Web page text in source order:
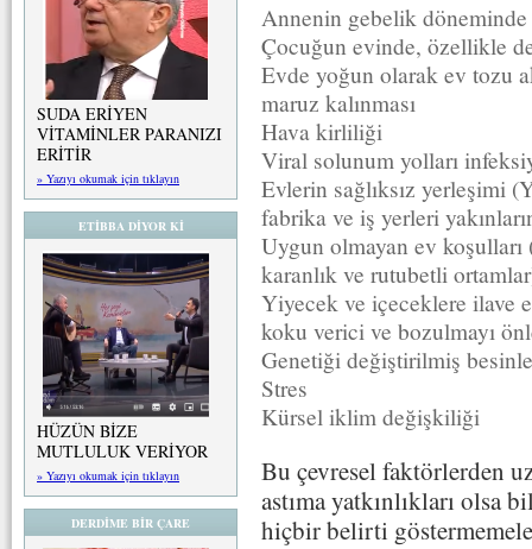
SUDA ERİYEN
VİTAMİNLER PARANIZI
ERİTİR
» Yazıyı okumak için tıklayın
ETİBBA DİYOR Kİ
HÜZÜN BİZE
MUTLULUK VERİYOR
» Yazıyı okumak için tıklayın
DERDİME BİR ÇARE
Annenin gebelik
Çocuğun evinde, özellikle
Evde yoğun olarak ev tozu
maruz kalınması
Hava kirliliği
Viral solunum yolları
Evlerin sağlıksız yerleşimi
fabrika ve iş yerleri
Uygun olmayan ev
karanlık ve rutubetli
Yiyecek ve içeceklere ilave
koku verici ve bozulmayı
Genetiği değiştirilmiş
Stres
Kürsel iklim değişkiliği
Bu çevresel faktörlerden
astıma yatkınlıkları olsa
hiçbir belirti